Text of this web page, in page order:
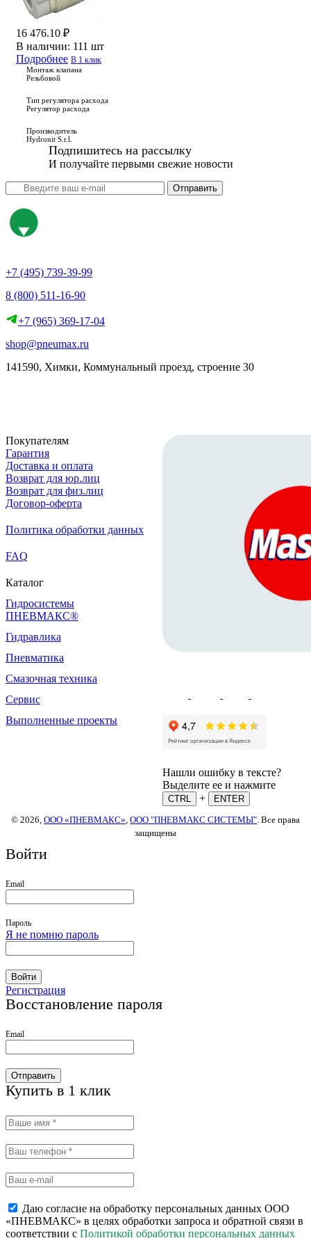
16 476.10 ₽
В наличии: 111 шт
Подробнее В 1 клик
Монтаж клапана
Резьбовой
Тип регулятора расхода
Регулятор расхода
Производитель
Hydronit S.r.l.
Подпишитесь на рассылку
И получайте первыми свежие новости
Отправить
+7 (495) 739-39-99
8 (800) 511-16-90
+7 (965) 369-17-04
shop@pneumax.ru
141590, Химки, Коммунальный проезд, строение 30
Покупателям
Гарантия
Доставка и оплата
Возврат для юр.лиц
Возврат для физ.лиц
Договор-оферта
Политика обработки данных
FAQ
Каталог
Гидросистемы
ПНЕВМАКС®
Гидравлика
Пневматика
Смазочная техника
Сервис
Выполненные проекты
Нашли ошибку в тексте?
Выделите ее и нажмите
CTRL +
ENTER
© 2026, ООО «ПНЕВМАКС», ООО "ПНЕВМАКС СИСТЕМЫ". Все права
защищены
Войти
Email
Пароль
Я не помню пароль
Войти
Регистрация
Восстановление пароля
Email
Отправить
Купить в 1 клик
Даю согласие на обработку персональных данных ООО
«ПНЕВМАКС» в целях обработки запроса и обратной связи в
соответствии с Политикой обработки персональных данных